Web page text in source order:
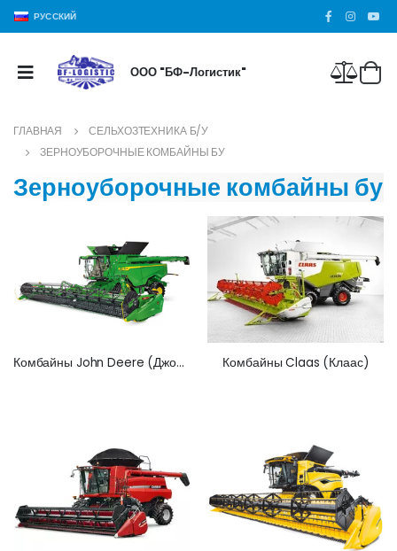
РУССКИЙ
ООО "БФ-Логистик"
ГЛАВНАЯ
СЕЛЬХОЗТЕХНИКА Б/У
ЗЕРНОУБОРОЧНЫЕ КОМБАЙНЫ БУ
Зерноуборочные комбайны бу
Комбайны John Deere (Джон Дир) Комбайны Claas (Клаас)